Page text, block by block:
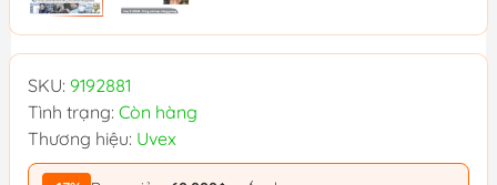
SKU: 9192881
Tình trạng: Còn hàng
Thương hiệu: Uvex